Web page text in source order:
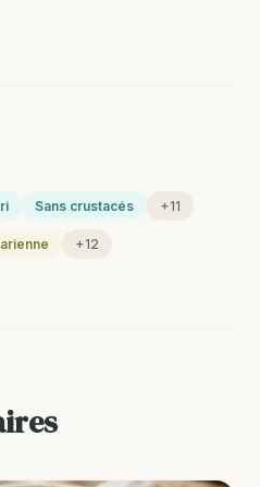
Sans crustacés +11
+12